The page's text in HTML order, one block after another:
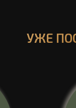
УЖЕ